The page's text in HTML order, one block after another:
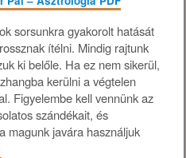
sorsunkra gyakorolt hatását
ítélni. Mindig rajtunk
ki belőle. Ha ez nem sikerül,
kerülni a végtelen
Figyelembe kell vennünk az
szándékait, és
magunk javára használjuk